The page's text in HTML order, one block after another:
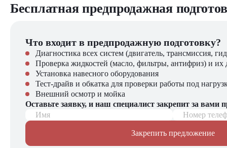
Почему стоит выбрать TRF D100-4i2?
Эффективный дизельный двигатель с низким расходом
Устойчивость к интенсивной эксплуатации в тяжелых
Простота обслуживания и наличие комплектующих
Отличное соотношение цены и качества при высоком
Компания "ЦТО" – официальный дилер техники TRF,
погрузчиков, малой складской техники, навесного
Бесплатная предпродажная
Что входит в предпродажную подготовку?
Диагностика всех систем (двигатель, трансмиссия,
Проверка жидкостей (масло, фильтры, антифриз) и их
Установка навесного оборудования
Тест-драйв и обкатка для проверки работы под
Внешний осмотр и мойка
Оставьте заявку, и наш специалист закрепит за вами
Имя
Номер
Закрепить предложение